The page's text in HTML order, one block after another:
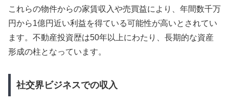
これらの物件からの家賃収入や売買益により、年間数千万
円から1億円近い利益を得ている可能性が高いとされてい
ます。不動産投資歴は50年以上にわたり、長期的な資産
形成の柱となっています。
社交界ビジネスでの収入